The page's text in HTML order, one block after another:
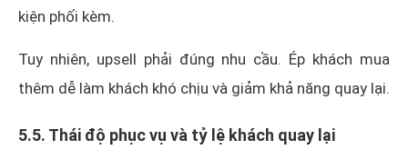
kiện phối kèm.
Tuy nhiên, upsell phải đúng nhu cầu. Ép khách mua
thêm dễ làm khách khó chịu và giảm khả năng quay lại.
5.5. Thái độ phục vụ và tỷ lệ khách quay lại